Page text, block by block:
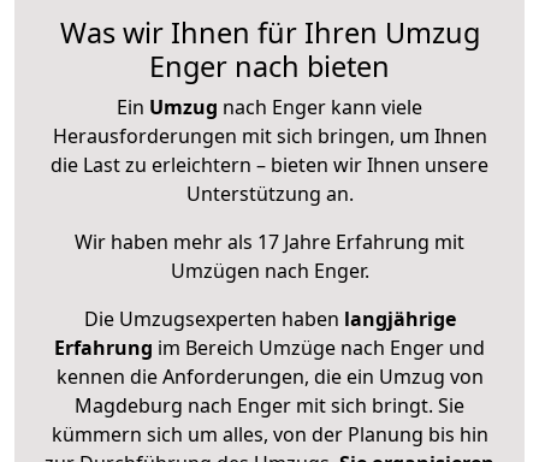
Was wir Ihnen für Ihren Umzug
Enger nach bieten
Ein Umzug nach Enger kann viele
Herausforderungen mit sich bringen, um Ihnen
die Last zu erleichtern – bieten wir Ihnen unsere
Unterstützung an.
Wir haben mehr als 17 Jahre Erfahrung mit
Umzügen nach Enger.
Die Umzugsexperten haben langjährige
Erfahrung im Bereich Umzüge nach Enger und
kennen die Anforderungen, die ein Umzug von
Magdeburg nach Enger mit sich bringt. Sie
kümmern sich um alles, von der Planung bis hin